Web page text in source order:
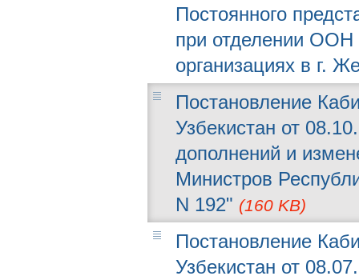
Постоянного
при отделении ООН
организациях в г.
Постановление
Узбекистан от
дополнений и
Министров
N 192" (160 KB)
Постановление
Узбекистан от